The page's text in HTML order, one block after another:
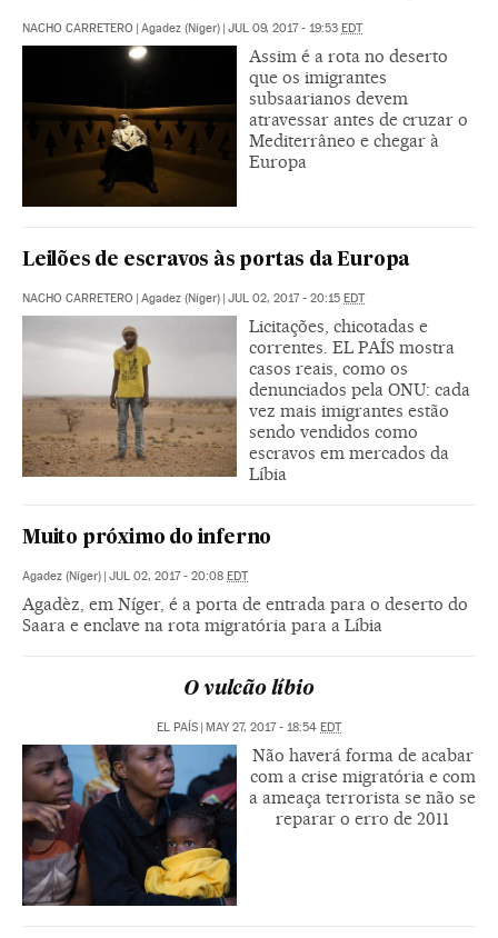
NACHO CARRETERO | Agadez (Níger) | JUL 09, 2017 - 19:53 EDT
Assim é a rota no deserto
que os imigrantes
subsaarianos devem
atravessar antes de cruzar o
Mediterrâneo e chegar à
Europa
Leilões de escravos às portas da Europa
NACHO CARRETERO | Agadez (Níger) | JUL 02, 2017 - 20:15 EDT
Licitações, chicotadas e
correntes. EL PAÍS mostra
casos reais, como os
denunciados pela ONU: cada
vez mais imigrantes estão
sendo vendidos como
escravos em mercados da
Líbia
Muito próximo do inferno
Agadez (Níger) | JUL 02, 2017 - 20:08 EDT
Agadèz, em Níger, é a porta de entrada para o deserto do
Saara e enclave na rota migratória para a Líbia
O vulcão líbio
EL PAÍS | MAY 27, 2017 - 18:54 EDT
Não haverá forma de acabar
com a crise migratória e com
a ameaça terrorista se não se
reparar o erro de 2011